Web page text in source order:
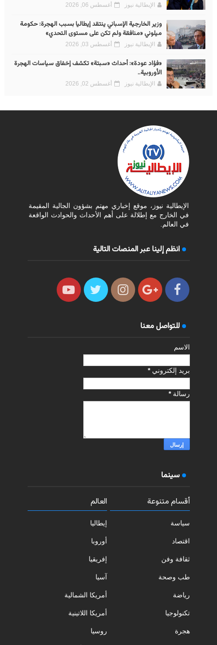
الإيطالية نيوز أغسطس 06, 2026
وزير الخارجية الإسباني ينتقد إيطاليا بسبب الهجرة: حكومة
ميلوني «منافقة ولم تكن على مستوى التحدي»
الإيطالية نيوز أغسطس 03, 2026
«فؤاد عودة»: أحداث «سبتة» تكشف إخفاق سياسات الهجرة
الأوروبية..
الإيطالية نيوز أغسطس 02, 2026
الإيطالية نيوز، موقع إخباري مهتم بشؤون الجالية المقيمة
في الخارج مع إطلالة على أهم الأحداث والحوادث الواقعة
في العالم.
انظم إلينا عبر المنصات التالية
للتواصل معنا
الاسم
بريد إلكتروني*
رسالة*
سينما
أقسام متنوعة
سياسة
اقتصاد
ثقافة وفن
طب وصحة
رياضة
تكنولوجيا
هجرة
العالم
إيطاليا
أوروبا
إفريقيا
آسيا
أمريكا الشمالية
أمريكا اللاتينية
روسيا